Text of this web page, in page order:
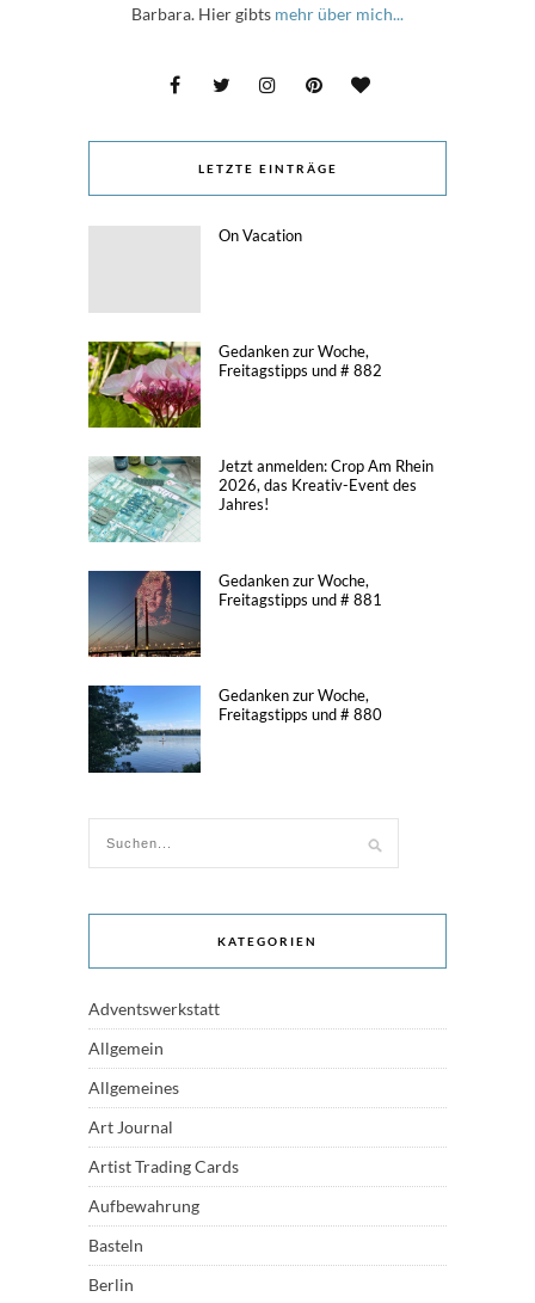
Barbara. Hier gibts mehr über mich...
LETZTE EINTRÄGE
On Vacation
Gedanken zur Woche,
Freitagstipps und # 882
Jetzt anmelden: Crop Am Rhein
2026, das Kreativ-Event des
Jahres!
Gedanken zur Woche,
Freitagstipps und # 881
Gedanken zur Woche,
Freitagstipps und # 880
KATEGORIEN
Adventswerkstatt
Allgemein
Allgemeines
Art Journal
Artist Trading Cards
Aufbewahrung
Basteln
Berlin